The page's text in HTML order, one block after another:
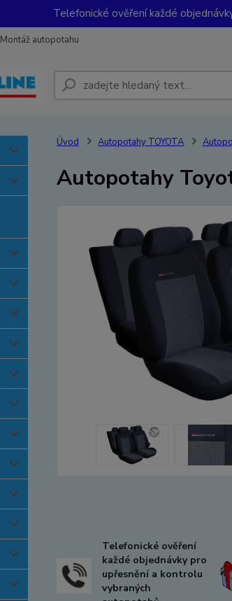
Telefonické ověření každé
Montáž autopotahu
Úvod Autopotahy TOYOTA
Autopotahy
Telefonické ověření
každé objednávky pro
upřesnění a kontrolu
vybraných